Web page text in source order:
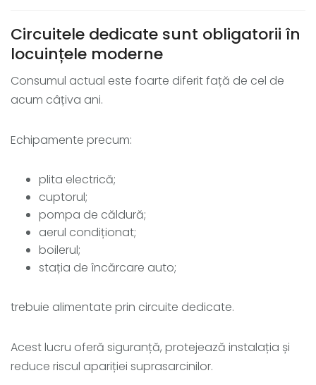
Circuitele dedicate sunt obligatorii în
locuințele moderne
Consumul actual este foarte diferit față de cel de
acum câțiva ani.
Echipamente precum:
plita electrică;
cuptorul;
pompa de căldură;
aerul condiționat;
boilerul;
stația de încărcare auto;
trebuie alimentate prin circuite dedicate.
Acest lucru oferă siguranță, protejează instalația și
reduce riscul apariției suprasarcinilor.